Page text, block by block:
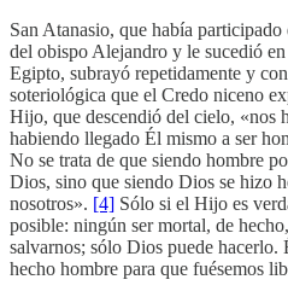
San Atanasio, que había
del obispo Alejandro y le sucedió
Egipto, subrayó repetidamente y
soteriológica que el Credo niceno
Hijo, que descendió del cielo, «nos
habiendo llegado Él mismo a ser
No se trata de que siendo hombre
Dios, sino que siendo Dios se hizo
nosotros». [4] Sólo si el Hijo es
posible: ningún ser mortal, de
salvarnos; sólo Dios puede
hecho hombre para que fuésemos